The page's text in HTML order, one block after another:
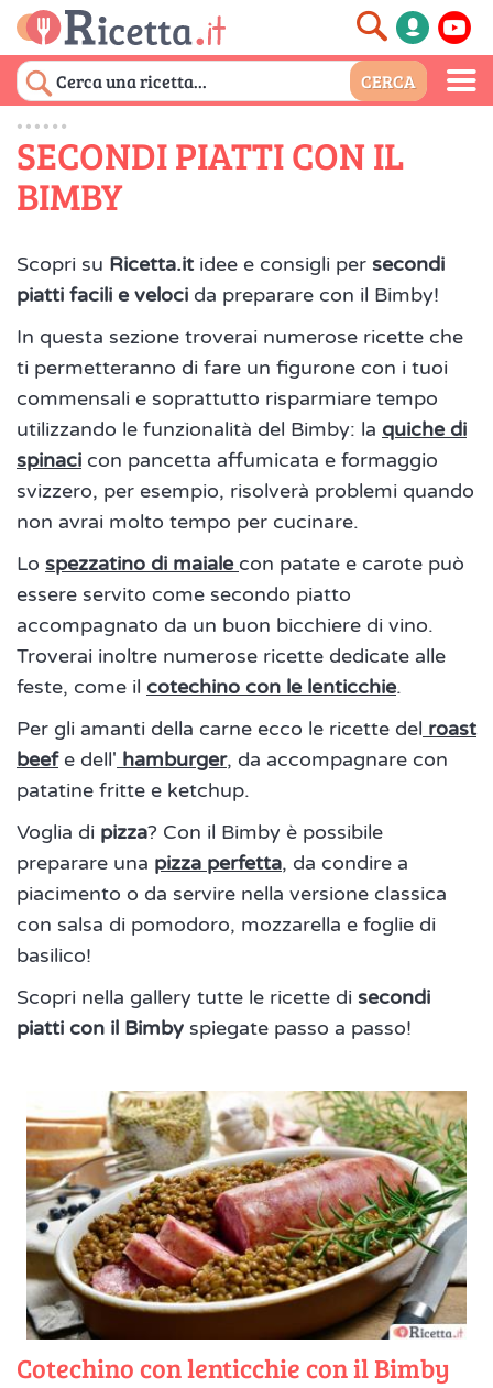
SECONDI PIATTI CON IL
BIMBY
Scopri su Ricetta.itidee e consigli per secondi
piatti facili e veloci da preparare con il Bimby!
In questa sezione troverai numerose ricette che
ti permetteranno di fare un figurone con i tuoi
commensali e soprattutto risparmiare tempo
utilizzando le funzionalità del Bimby: la quiche di
spinaci con pancetta affumicata e formaggio
svizzero, per esempio, risolverà problemi quando
non avrai molto tempo per cucinare.
Lo spezzatino di maiale con patate e carote può
essere servito come secondo piatto
accompagnato da un buon bicchiere di vino.
Troverai inoltre numerose ricette dedicate alle
feste, come il cotechino con le lenticchie.
Per gli amanti della carne ecco le ricette del roast
beefe dell' hamburger, da accompagnare con
patatine fritte e ketchup.
Voglia di pizza? Con il Bimby è possibile
preparare una pizza perfetta, da condire a
piacimento o da servire nella versione classica
con salsa di pomodoro, mozzarella e foglie di
basilico!
Scopri nella gallery tutte le ricette di secondi
piatti con il Bimby spiegate passo a passo!
Cotechino con lenticchie con il Bimby